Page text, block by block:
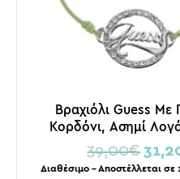
Βραχιόλι Guess Με
Κορδόνι, Ασημί
Strass
39,00€
Διαθέσιμο – Αποστέλλεται σε